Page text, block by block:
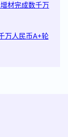
材完成数千万
万人民币A+轮